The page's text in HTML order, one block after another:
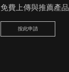
免費上傳與推薦產品
按此申請